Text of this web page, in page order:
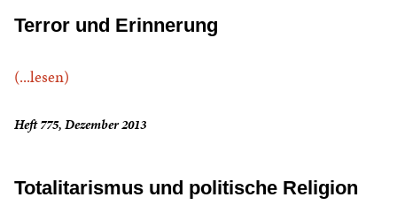
Terror und Erinnerung
(...lesen)
Heft 775, Dezember 2013
Totalitarismus und politische Religion